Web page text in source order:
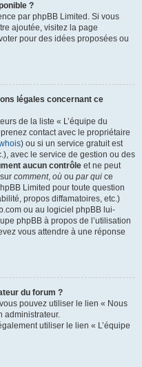
?
par phpBB Limited. Si vous
ajoutée, visitez la page
pour des idées proposées ou
légales concernant ce
de la liste « L’équipe du
contact avec le propriétaire
) ou si un service gratuit est
avec le service de gestion ou des
aucun contrôle et ne peut
comment, où ou par qui ce
Limited pour toute question
propos diffamatoires, etc.)
ou au logiciel phpBB lui-
phpBB à propos de l’utilisation
vous attendre à une réponse
du forum ?
pouvez utiliser le lien « Nous
administrateur.
utiliser le lien « L’équipe